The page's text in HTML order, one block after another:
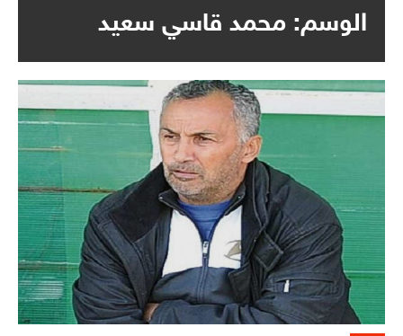
الوسم: محمد قاسي سعيد